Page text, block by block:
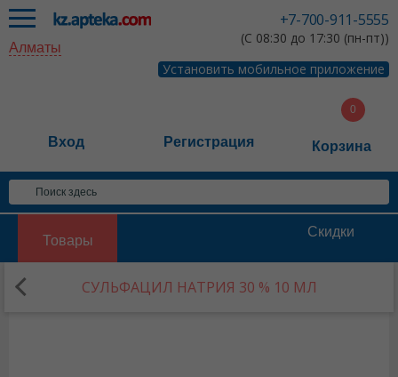
+7-700-911-5555
(С 08:30 до 17:30 (пн-пт))
Установить мобильное приложение
Алматы
Вход Регистрация Корзина
Товары
Скидки
СУЛЬФАЦИЛ НАТРИЯ 30 % 10 МЛ